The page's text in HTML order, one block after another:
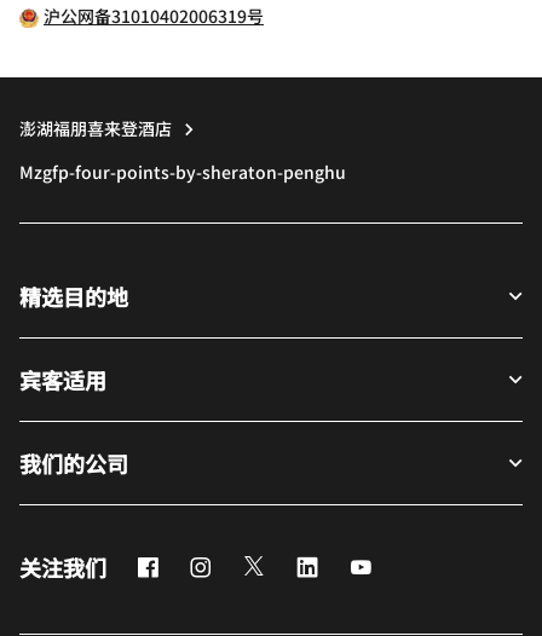
沪公网备31010402006319号
澎湖福朋喜来登酒店
Mzgfp-four-points-by-sheraton-penghu
精选目的地
宾客适用
我们的公司
关注我们 FacebookInstagram
Twitter LinkedIn